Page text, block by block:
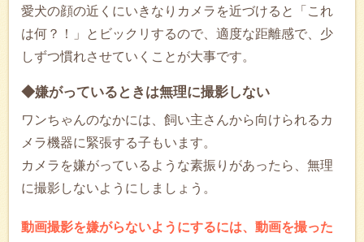
愛犬の顔の近くにいきなりカメラを近づけると「これ
は何？！」とビックリするので、適度な距離感で、少
しずつ慣れさせていくことが大事です。
◆嫌がっているときは無理に撮影しない
ワンちゃんのなかには、飼い主さんから向けられるカ
メラ機器に緊張する子もいます。
カメラを嫌がっているような素振りがあったら、無理
に撮影しないようにしましょう。
動画撮影を嫌がらないようにするには、動画を撮った